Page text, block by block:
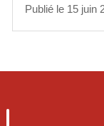
Publié le 15 juin